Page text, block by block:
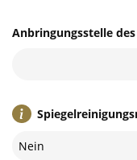
Anbringungsstelle
Nein